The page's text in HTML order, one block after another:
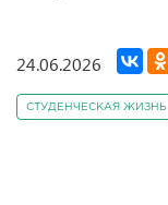
24.06.2026
СТУДЕНЧЕСКАЯ ЖИЗНЬ